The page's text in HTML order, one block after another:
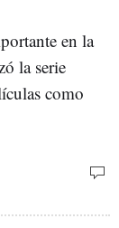
en la
la serie
como